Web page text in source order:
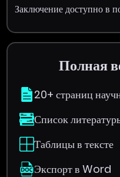
Заключение доступно в
Полная
20+ страниц
Список
Таблицы в тексте
Экспорт в Word